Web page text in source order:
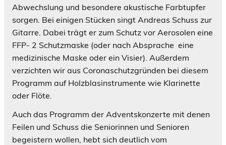
Abwechslung und besondere akustische Farbtupfer
sorgen. Bei einigen Stücken singt Andreas Schuss zur
Gitarre. Dabei trägt er zum Schutz vor Aerosolen eine
FFP- 2 Schutzmaske (oder nach Absprache eine
medizinische Maske oder ein Visier). Außerdem
verzichten wir aus Coronaschutzgründen bei diesem
Programm auf Holzblasinstrumente wie Klarinette
oder Flöte.
Auch das Programm der Adventskonzerte mit denen
Feilen und Schuss die Seniorinnen und Senioren
begeistern wollen, hebt sich deutlich vom